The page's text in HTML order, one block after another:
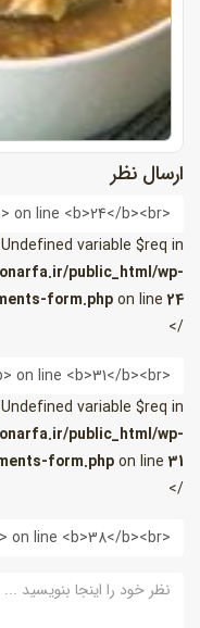
ارسال نظر
variable $req in
public_html/wp-
form.phpon line24
/>
ایمیل
variable $req in
public_html/wp-
form.phpon line31
/>